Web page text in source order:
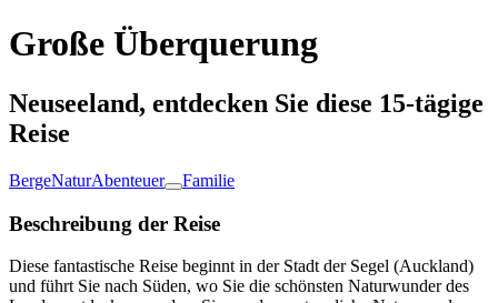
Große Überquerung
Neuseeland, entdecken Sie diese 15-tägige
Reise
BergeNaturAbenteuer Familie
Beschreibung der Reise
Diese fantastische Reise beginnt in der Stadt der Segel (Auckland)
und führt Sie nach Süden, wo Sie die schönsten Naturwunder des